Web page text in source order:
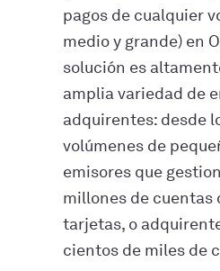
pagos de cualquier
medio y grande) en
solución es
amplia variedad de
adquirentes: desde
volúmenes de
emisores que
millones de cuentas
tarjetas, o
cientos de miles de